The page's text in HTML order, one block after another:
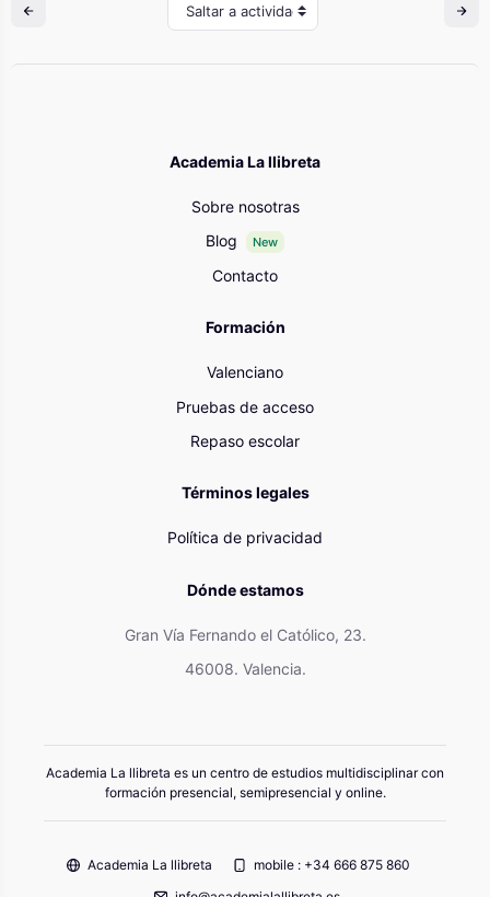
Saltar a actividad
Academia La llibreta
Sobre nosotras
Blog
New
Contacto
Formación
Valenciano
Pruebas de acceso
Repaso escolar
Términos legales
Política de privacidad
Dónde estamos
Gran Vía Fernando el Católico, 23.
46008. Valencia.
Academia La llibreta es un centro de estudios multidisciplinar con
formación presencial, semipresencial y online.
Academia La llibreta
mobile : +34 666 875 860